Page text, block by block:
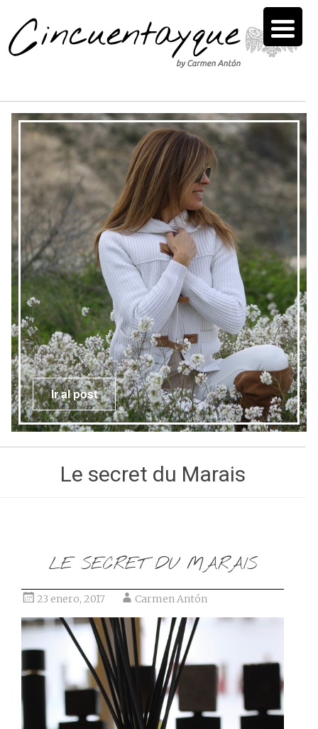
Ir al post
Le secret du Marais
LE SECRET DU MARAIS
23 enero, 2017 Carmen Antón